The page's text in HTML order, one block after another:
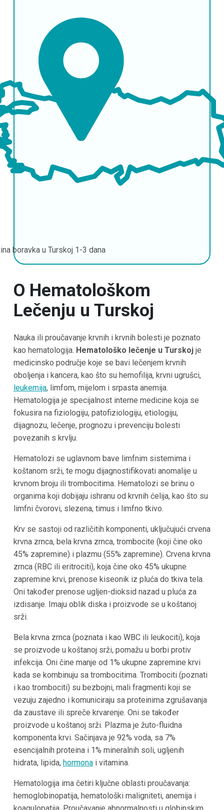
boravka u Turskoj 1-3 dana
O Hematološkom
Lečenju u Turskoj
Nauka ili proučavanje krvnih i krvnih bolesti je poznato
kao hematologija. Hematološko lečenje u Turskojje
medicinsko područje koje se bavi lečenjem krvnih
oboljenja i kancera, kao što su hemofilija, krvni ugrušci,
leukemija, limfom, mijelom i srpasta anemija.
Hematologija je specijalnost interne medicine koja se
fokusira na fiziologiju, patofiziologiju, etiologiju,
dijagnozu, lečenje, prognozu i prevenciju bolesti
povezanih s krvlju.
Hematolozi se uglavnom bave limfnim sistemima i
koštanom srži, te mogu dijagnostifikovati anomalije u
krvnom broju ili trombocitima. Hematolozi se brinu o
organima koji dobijaju ishranu od krvnih ćelija, kao što su
limfni čvorovi, slezena, timus i limfno tkivo.
Krv se sastoji od različitih komponenti, uključujući crvena
krvna zrnca, bela krvna zrnca, trombocite (koji čine oko
45% zapremine) i plazmu (55% zapremine). Crvena krvna
zrnca (RBC ili eritrociti), koja čine oko 45% ukupne
zapremine krvi, prenose kiseonik iz pluća do tkiva tela.
Oni također prenose ugljen-dioksid nazad u pluća za
izdisanje. Imaju oblik diska i proizvode se u koštanoj
srži.
Bela krvna zrnca (poznata i kao WBC ili leukociti), koja
se proizvode u koštanoj srži, pomažu u borbi protiv
infekcija. Oni čine manje od 1% ukupne zapremine krvi
kada se kombinuju sa trombocitima. Trombociti (poznati
i kao trombociti) su bezbojni, mali fragmenti koji se
vezuju zajedno i komuniciraju sa proteinima zgrušavanja
da zaustave ili spreče krvarenje. Oni se također
proizvode u koštanoj srži. Plazma je žuto-fluidna
komponenta krvi. Sačinjava je 92% voda, sa 7%
esencijalnih proteina i 1% mineralnih soli, ugljenih
hidrata, lipida, hormonai vitamina.
Hematologija ima četiri ključne oblasti proučavanja:
hemoglobinopatija, hematološki maligniteti, anemija i